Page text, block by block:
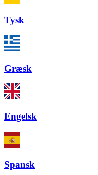
Tysk
Græsk
Engelsk
Spansk